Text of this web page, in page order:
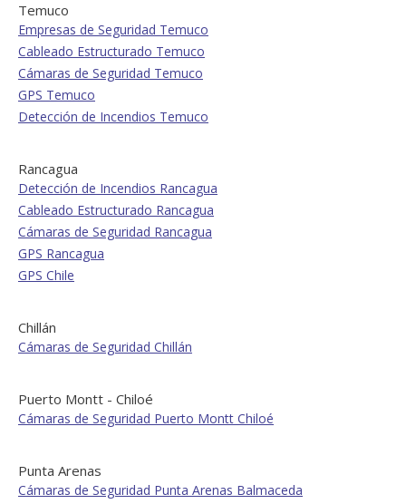
Temuco
Empresas de Seguridad Temuco
Cableado Estructurado Temuco
Cámaras de Seguridad Temuco
GPS Temuco
Detección de Incendios Temuco
Rancagua
Detección de Incendios Rancagua
Cableado Estructurado Rancagua
Cámaras de Seguridad Rancagua
GPS Rancagua
GPS Chile
Chillán
Cámaras de Seguridad Chillán
Puerto Montt - Chiloé
Cámaras de Seguridad Puerto Montt Chiloé
Punta Arenas
Cámaras de Seguridad Punta Arenas Balmaceda